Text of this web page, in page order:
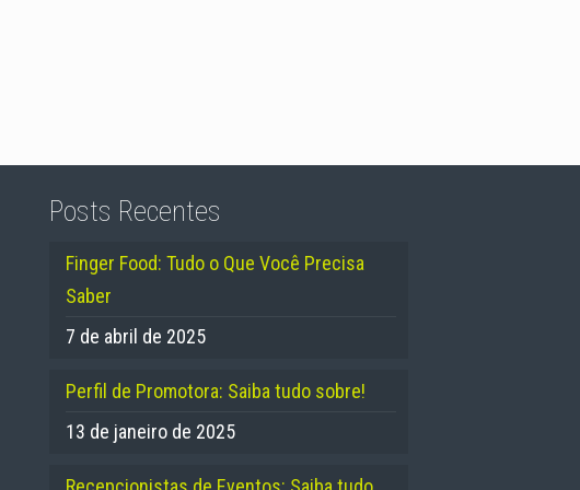
Posts Recentes
Finger Food: Tudo o Que Você Precisa
Saber
7 de abril de 2025
Perfil de Promotora: Saiba tudo sobre!
13 de janeiro de 2025